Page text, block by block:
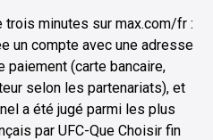
minutes sur max.com/fr :
un compte avec une adresse
paiement (carte bancaire,
selon les partenariats), et
a été jugé parmi les plus
par UFC-Que Choisir fin